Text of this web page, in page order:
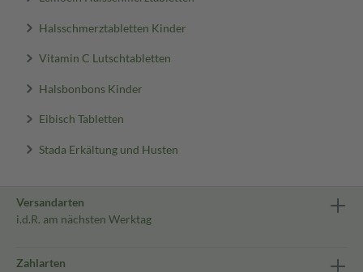
Halsschmerztabletten Kinder
Vitamin C Lutschtabletten
Halsbonbons Kinder
Eibisch Tabletten
Stada Erkältung und Husten
Versandarten
i.d.R. am nächsten Werktag
Zahlarten